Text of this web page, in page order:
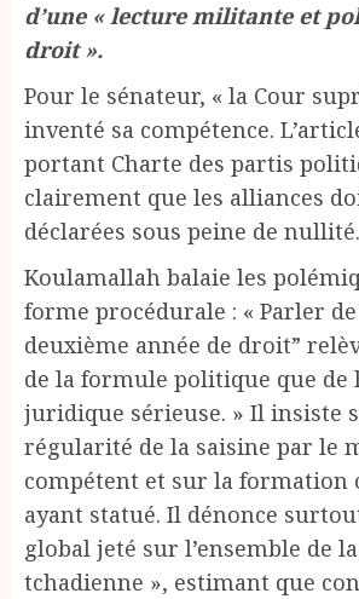
d’une « lecture militante et
droit ».
Pour le sénateur, « la Cour
inventé sa compétence.
portant Charte des partis
clairement que les alliances
déclarées sous peine de
Koulamallah balaie les
forme procédurale : « Parler
deuxième année de droit”
de la formule politique que de
juridique sérieuse. » Il insiste
régularité de la saisine par le
compétent et sur la formation
ayant statué. Il dénonce
global jeté sur l’ensemble de
tchadienne », estimant que